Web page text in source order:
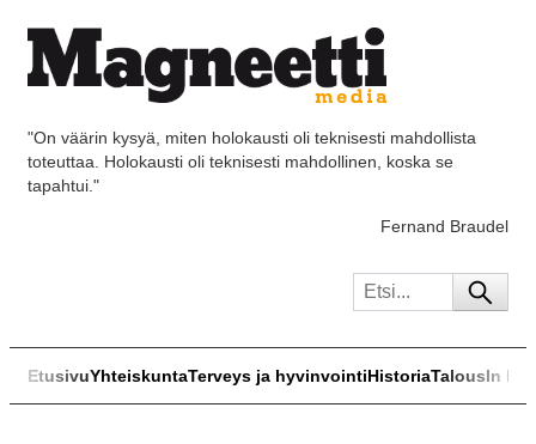
"On väärin kysyä, miten holokausti oli teknisesti mahdollista
toteuttaa. Holokausti oli teknisesti mahdollinen, koska se
tapahtui."
Fernand Braudel
EtusivuYhteiskuntaTerveys ja hyvinvointiHistoriaTalousIn